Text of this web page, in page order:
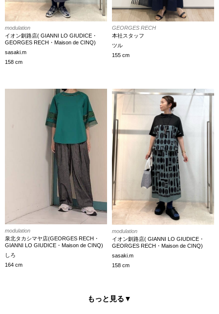
modulation
イオン釧路店( GIANNI LO GIUDICE・
GEORGES RECH・Maison de CINQ)
sasaki.m
158 cm
GEORGES RECH
本社スタッフ
ツル
155 cm
modulation
泉北タカシマヤ店(GEORGES RECH・
GIANNI LO GIUDICE・Maison de CINQ)
しろ
164 cm
modulation
イオン釧路店( GIANNI LO GIUDICE・
GEORGES RECH・Maison de CINQ)
sasaki.m
158 cm
もっと見る ▼